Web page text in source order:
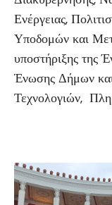
Ενέργειας,
Υποδομών και
υποστήριξης της
Ένωσης Δήμων
Τεχνολογιών,